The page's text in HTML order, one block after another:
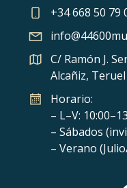
+34 668 50 79
C/ Ramón J.
Alcañiz, Teruel
Horario:
– L–V:
– Sábados
– Verano